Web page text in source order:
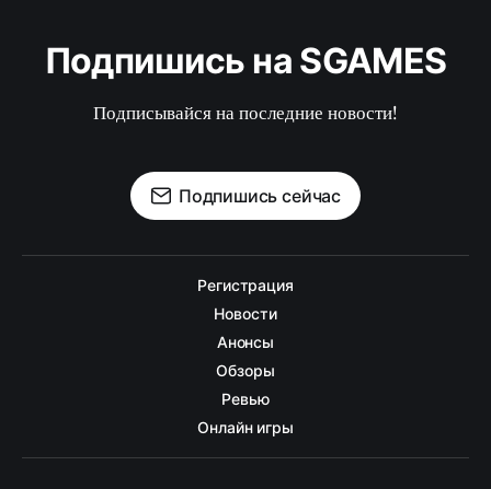
Подпишись на SGAMES
Подписывайся на последние новости!
Подпишись сейчас
Регистрация
Новости
Анонсы
Обзоры
Ревью
Онлайн игры